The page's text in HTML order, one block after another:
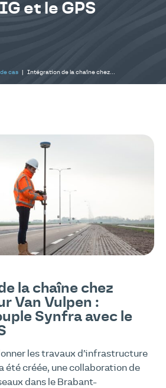
et le GPS
cas Intégration de la chaîne chez…
la chaîne chez
Van Vulpen :
Synfra avec le
les travaux d’infrastructure
été créée, une collaboration de
dans le Brabant-